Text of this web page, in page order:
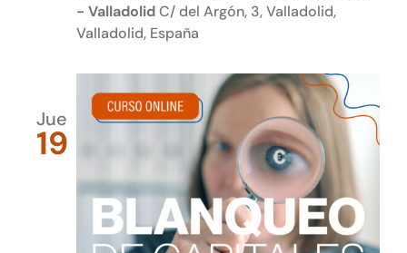
- ValladolidC/ del Argón, 3, Valladolid,
Valladolid, España
Jue
19